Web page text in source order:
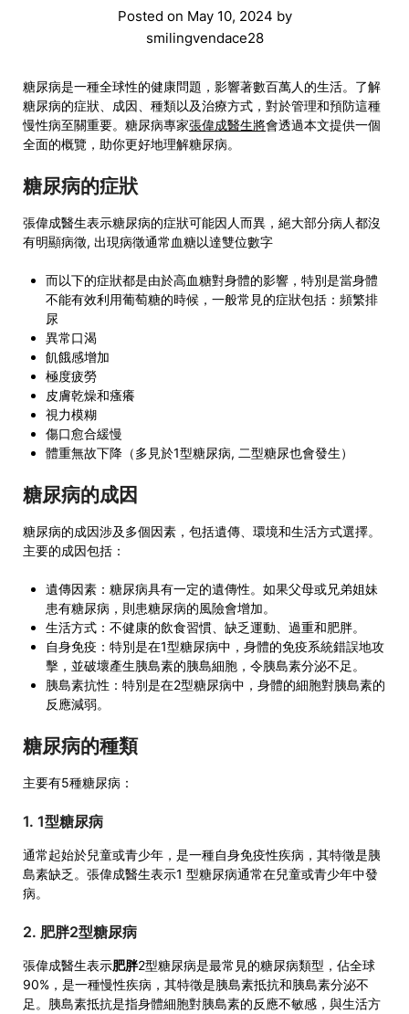
Posted on May 10, 2024 by
smilingvendace28
糖尿病是一種全球性的健康問題，影響著數百萬人的生活。了解
糖尿病的症狀、成因、種類以及治療方式，對於管理和預防這種
慢性病至關重要。糖尿病專家張偉成醫生將會透過本文提供一個
全面的概覽，助你更好地理解糖尿病。
糖尿病的症狀
張偉成醫生表示糖尿病的症狀可能因人而異，絕大部分病人都沒
有明顯病徵, 出現病徵通常血糖以達雙位數字
而以下的症狀都是由於高血糖對身體的影響，特別是當身體
不能有效利用葡萄糖的時候，一般常見的症狀包括：頻繁排
尿
異常口渴
飢餓感增加
極度疲勞
皮膚乾燥和瘙癢
視力模糊
傷口愈合緩慢
體重無故下降（多見於1型糖尿病, 二型糖尿也會發生）
糖尿病的成因
糖尿病的成因涉及多個因素，包括遺傳、環境和生活方式選擇。
主要的成因包括：
遺傳因素：糖尿病具有一定的遺傳性。如果父母或兄弟姐妹
患有糖尿病，則患糖尿病的風險會增加。
生活方式：不健康的飲食習慣、缺乏運動、過重和肥胖。
自身免疫：特別是在1型糖尿病中，身體的免疫系統錯誤地攻
擊，並破壞產生胰島素的胰島細胞，令胰島素分泌不足。
胰島素抗性：特別是在2型糖尿病中，身體的細胞對胰島素的
反應減弱。
糖尿病的種類
主要有5種糖尿病：
1. 1型糖尿病
通常起始於兒童或青少年，是一種自身免疫性疾病，其特徵是胰
島素缺乏。張偉成醫生表示1 型糖尿病通常在兒童或青少年中發
病。
2. 肥胖2型糖尿病
張偉成醫生表示肥胖2型糖尿病是最常見的糖尿病類型，佔全球
90%，是一種慢性疾病，其特徵是胰島素抵抗和胰島素分泌不
足。胰島素抵抗是指身體細胞對胰島素的反應不敏感，與生活方